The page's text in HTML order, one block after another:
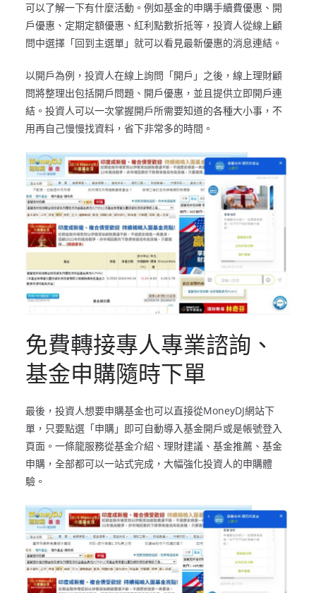
可以了解一下有什麼活動。例如基金的申購手續費優惠、開
戶優惠、定期定額優惠、紅利點數折抵等，投資人從線上顧
問中選擇「回到主選單」就可以看見最新優惠的消息連結。
以開戶為例，投資人在線上詢問「開戶」之後，線上理財顧
問將整理出包括開戶問題、開戶優惠，並且提供立即開戶連
結。投資人可以一次掌握開戶所需要知道的各種大小事，不
用再自己慢慢找資料，省下非常多的時間。
免費轉接專人專業諮詢、
基金申購隨時下單
最後，投資人想要申購基金也可以直接從MoneyDJ網站下
單，只要點選「申購」即可自動導入基金開戶或是帳號登入
頁面。一條龍服務從基金介紹、理財建議、基金推薦、基金
申購，全部都可以一站式完成，大幅強化投資人的申購體
驗。